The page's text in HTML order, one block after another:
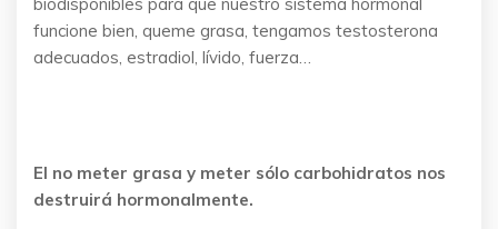
funcione bien, queme grasa, tengamos testosterona
adecuados, estradiol, lívido, fuerza…
El no meter grasa y meter sólo carbohidratos nos
destruirá hormonalmente.